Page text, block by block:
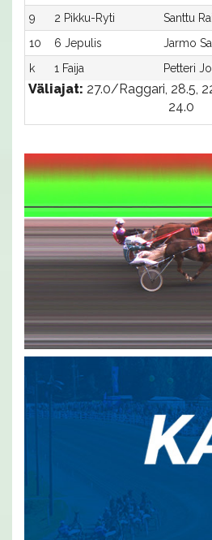
9
2 Pikku-Ryti Santtu
10
6 Jepulis Jarmo
k
1 Faija Petteri
Väliajat: 27.0/Raggari, 28.5,
24.0